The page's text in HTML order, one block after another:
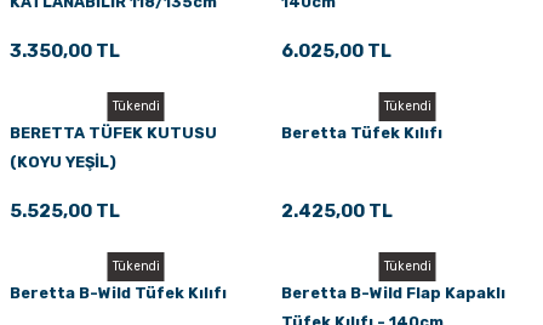
3.350,00 TL 6.025,00 TL
Tükendi
BERETTA TÜFEK KUTUSU
(KOYU YEŞİL)
5.525,00 TL
Tükendi
Beretta Tüfek Kılıfı
2.425,00 TL
Tükendi
Beretta B-Wild Tüfek Kılıfı
Tükendi
Beretta B-Wild Flap Kapaklı